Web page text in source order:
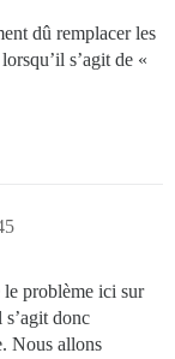
dû remplacer les
s’agit de «
problème ici sur
donc
Nous allons